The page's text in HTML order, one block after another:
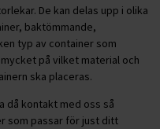
De kan delas upp i olika
baktömmande,
typ av container som
på vilket material och
ska placeras.
då kontakt med oss så
som passar för just ditt